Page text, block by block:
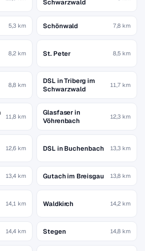
Schwarzwald
5,3 km Schönwald 7,8 km
8,2 km St. Peter 8,5 km
8,8 km
DSL in Triberg im
Schwarzwald
11,7 km
11,8 km
Glasfaser in
Vöhrenbach
12,3 km
12,6 km DSL in Buchenbach 13,3 km
13,4 km Gutach im Breisgau 13,8 km
14,1 km Waldkirch 14,2 km
14,4 km Stegen 14,8 km